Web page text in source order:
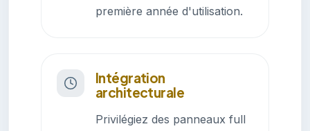
première année d'utilisation.
Intégration
architecturale
Privilégiez des panneaux full